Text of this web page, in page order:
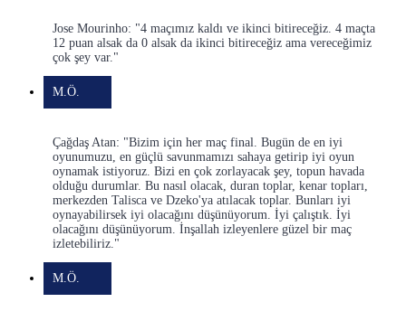
Jose Mourinho: "4 maçımız kaldı ve ikinci bitireceğiz. 4 maçta
12 puan alsak da 0 alsak da ikinci bitireceğiz ama vereceğimiz
çok şey var."
M.Ö.
Çağdaş Atan: "Bizim için her maç final. Bugün de en iyi
oyunumuzu, en güçlü savunmamızı sahaya getirip iyi oyun
oynamak istiyoruz. Bizi en çok zorlayacak şey, topun havada
olduğu durumlar. Bu nasıl olacak, duran toplar, kenar topları,
merkezden Talisca ve Dzeko'ya atılacak toplar. Bunları iyi
oynayabilirsek iyi olacağını düşünüyorum. İyi çalıştık. İyi
olacağını düşünüyorum. İnşallah izleyenlere güzel bir maç
izletebiliriz."
M.Ö.